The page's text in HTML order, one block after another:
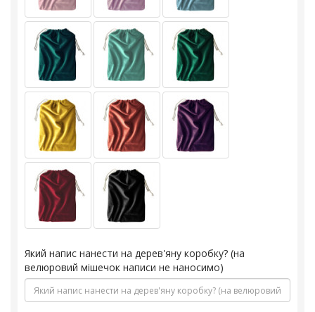
Який напис нанести на дерев'яну коробку? (на
велюровий мішечок написи не наносимо)